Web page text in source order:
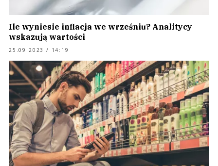
Ile wyniesie inflacja we wrześniu? Analitycy
wskazują wartości
25.09.2023 / 14:19